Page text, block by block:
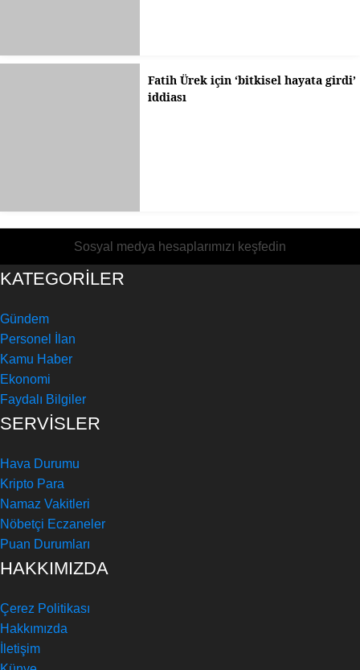
Fatih Ürek için ‘bitkisel hayata girdi’
iddiası
Sosyal medya hesaplarımızı keşfedin
KATEGORİLER
Gündem
Personel İlan
Kamu Haber
Ekonomi
Faydalı Bilgiler
SERVİSLER
Hava Durumu
Kripto Para
Namaz Vakitleri
Nöbetçi Eczaneler
Puan Durumları
HAKKIMIZDA
Çerez Politikası
Hakkımızda
İletişim